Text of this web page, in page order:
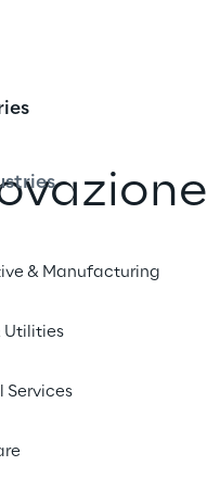
& Manufacturing
Utilities
Services
attività logistiche